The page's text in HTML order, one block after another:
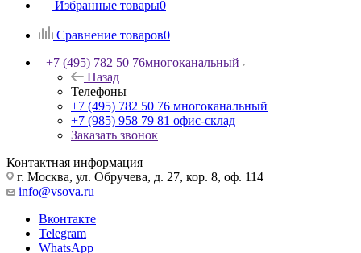
Избранные товары0
Сравнение товаров0
+7 (495) 782 50 76многоканальный
Назад
Телефоны
+7 (495) 782 50 76 многоканальный
+7 (985) 958 79 81 офис-склад
Заказать звонок
Контактная информация
г. Москва, ул. Обручева, д. 27, кор. 8, оф. 114
info@vsova.ru
Вконтакте
Telegram
WhatsApp